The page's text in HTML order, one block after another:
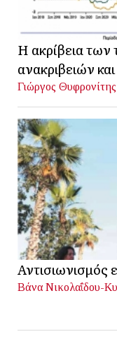
Η ακρίβεια των
ανακριβειών
Γιώργος
Αντισιωνισμός
Βάνα Νικολαΐδου-